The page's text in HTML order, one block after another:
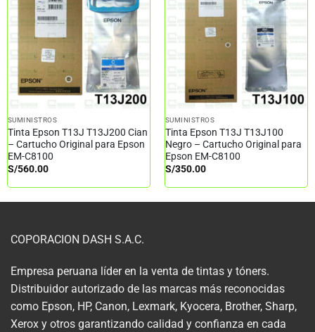
SUMINISTROS
Tinta Epson T13J T13J200 Cian
– Cartucho Original para Epson
EM-C8100
S/560.00
SUMINISTROS
Tinta Epson T13J T13J100
Negro – Cartucho Original para
Epson EM-C8100
S/350.00
COPORACION DASH S.A.C.
Empresa peruana líder en la venta de tintas y tóners.
Distribuidor autorizado de las marcas más reconocidas
como Epson, HP, Canon, Lexmark, Kyocera, Brother, Sharp,
Xerox y otros garantizando calidad y confianza en cada